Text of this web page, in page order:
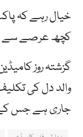
خیال رہے کہ
کچھ عرصے سے
گزشتہ روز
والد دل کی
جاری ہے جس کے